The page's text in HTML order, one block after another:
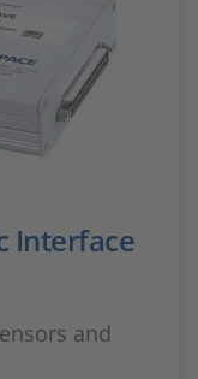
Interface
and